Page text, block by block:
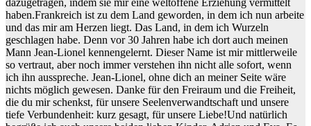
dazugetragen, indem sie mir eine weltoffene Erziehung vermittelt
haben.Frankreich ist zu dem Land geworden, in dem ich nun arbeite
und das mir am Herzen liegt. Das Land, in dem ich Wurzeln
geschlagen habe. Denn vor 30 Jahren habe ich dort auch meinen
Mann Jean-Lionel kennengelernt. Dieser Name ist mir mittlerweile
so vertraut, aber noch immer verstehen ihn nicht alle sofort, wenn
ich ihn ausspreche. Jean-Lionel, ohne dich an meiner Seite wäre
nichts möglich gewesen. Danke für den Freiraum und die Freiheit,
die du mir schenkst, für unsere Seelenverwandtschaft und unsere
tiefe Verbundenheit: kurz gesagt, für unsere Liebe!Und natürlich